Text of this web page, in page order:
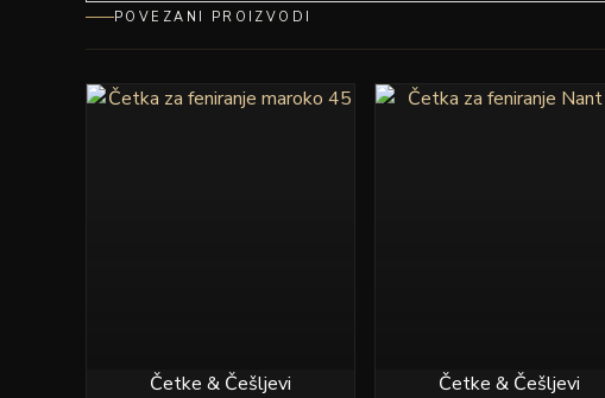
POVEZANI PROIZVODI
Četke & Češljevi Četke & Češljevi